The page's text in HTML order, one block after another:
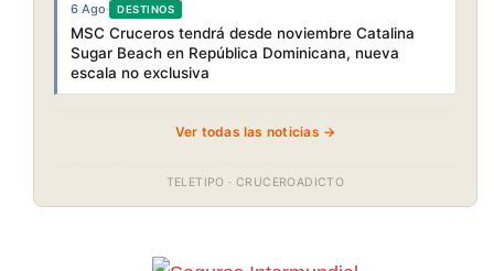
6 Ago· DESTINOS
MSC Cruceros tendrá desde noviembre Catalina
Sugar Beach en República Dominicana, nueva
escala no exclusiva
Ver todas las noticias →
TELETIPO · CRUCEROADICTO